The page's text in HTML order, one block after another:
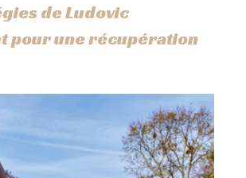
de Ludovic
pour une récupération